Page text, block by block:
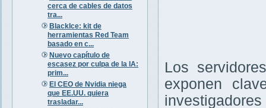
cerca de cables de datos
tra...
BlackIce: kit de
herramientas Red Team
basado en c...
Nuevo capítulo de
escasez por culpa de la IA:
prim...
El CEO de Nvidia niega
que EE.UU. quiera
trasladar...
Los
exponen